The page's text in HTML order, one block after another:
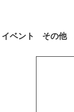
イベント その他